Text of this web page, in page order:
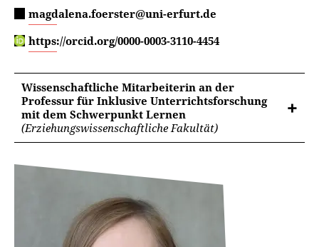
magdalena.foerster@uni-erfurt.de
https://orcid.org/0000-0003-3110-4454
Wissenschaftliche Mitarbeiterin an der
Professur für Inklusive Unterrichtsforschung
mit dem Schwerpunkt Lernen
(Erziehungswissenschaftliche Fakultät)